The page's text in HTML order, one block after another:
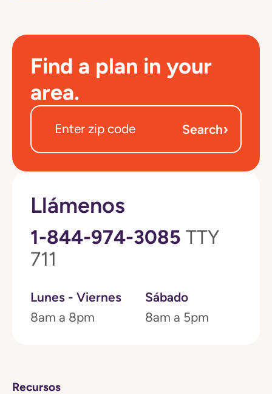
Find a plan in your
area.
Search›
Llámenos
1-844-974-3085 TTY
711
Lunes - Viernes
8am a 8pm
Sábado
8am a 5pm
Recursos